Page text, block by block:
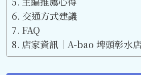
交通方式建議
FAQ
店家資訊｜A-bao 埤頭彰水